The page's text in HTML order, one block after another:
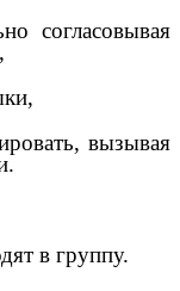
согласовывая
вызывая
в группу.